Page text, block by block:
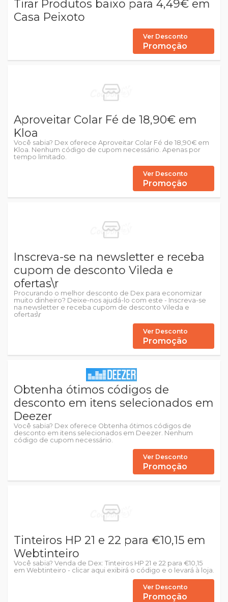
Tirar Produtos baixo para 4,49€ em
Casa Peixoto
Ver Desconto
Promoção
Aproveitar Colar Fé de 18,90€ em
Kloa
Você sabia? Dex oferece Aproveitar Colar Fé de 18,90€ em
Kloa. Nenhum código de cupom necessário. Apenas por
tempo limitado.
Ver Desconto
Promoção
Inscreva-se na newsletter e receba
cupom de desconto Vileda e
ofertas\r
Procurando o melhor desconto de Dex para economizar
muito dinheiro? Deixe-nos ajudá-lo com este - Inscreva-se
na newsletter e receba cupom de desconto Vileda e
ofertas\r
Ver Desconto
Promoção
Obtenha ótimos códigos de
desconto em itens selecionados em
Deezer
Você sabia? Dex oferece Obtenha ótimos códigos de
desconto em itens selecionados em Deezer. Nenhum
código de cupom necessário.
Ver Desconto
Promoção
Tinteiros HP 21 e 22 para €10,15 em
Webtinteiro
Você sabia? Venda de Dex: Tinteiros HP 21 e 22 para €10,15
em Webtinteiro - clicar aqui exibirá o código e o levará à loja.
Ver Desconto
Promoção